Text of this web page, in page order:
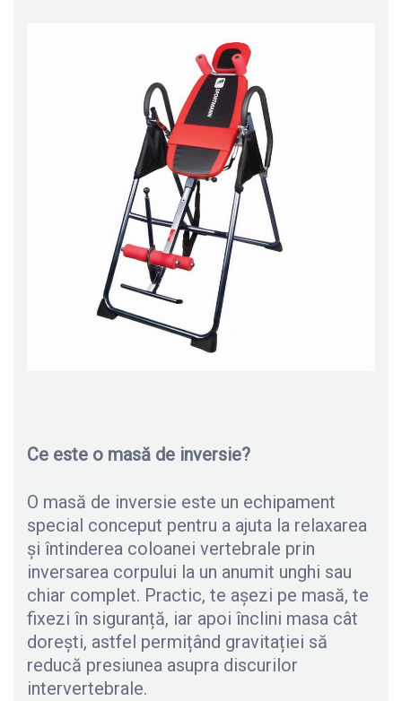
Ce este o masă de inversie?
O masă de inversie este un echipament
special conceput pentru a ajuta la relaxarea
și întinderea coloanei vertebrale prin
inversarea corpului la un anumit unghi sau
chiar complet. Practic, te așezi pe masă, te
fixezi în siguranță, iar apoi înclini masa cât
dorești, astfel permițând gravitației să
reducă presiunea asupra discurilor
intervertebrale.